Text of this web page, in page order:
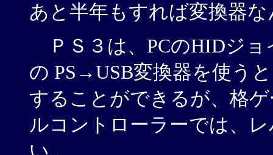
あと半年もすれば変換器
ＰＳ３は、PCのHIDジョ
の PS→USB変換器を使う
することができるが、格
ルコントローラーでは、